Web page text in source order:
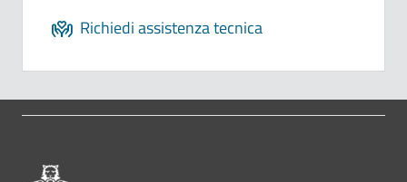
Richiedi assistenza tecnica